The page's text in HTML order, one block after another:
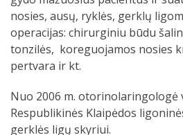
nosies, ausų, ryklės, gerklų
operacijas: chirurginiu būdu
tonzilės, koreguojamos nosies
pertvara ir kt.
Nuo 2006 m. otorinolaringologė
Respublikinės Klaipėdos
gerklės ligų skyriui.